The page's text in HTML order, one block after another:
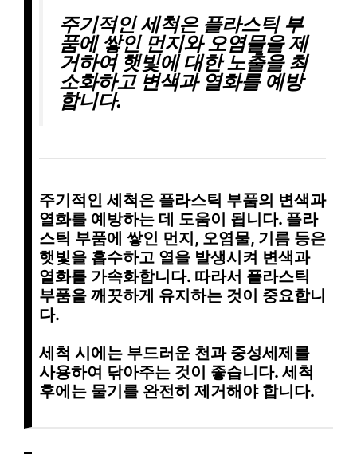
주기적인 세척은 플라스틱 부
품에 쌓인 먼지와 오염물을 제
거하여 햇빛에 대한 노출을 최
소화하고 변색과 열화를 예방
합니다.
주기적인 세척은 플라스틱 부품의 변색과
열화를 예방하는 데 도움이 됩니다. 플라
스틱 부품에 쌓인 먼지, 오염물, 기름 등은
햇빛을 흡수하고 열을 발생시켜 변색과
열화를 가속화합니다. 따라서 플라스틱
부품을 깨끗하게 유지하는 것이 중요합니
다.
세척 시에는 부드러운 천과 중성세제를
사용하여 닦아주는 것이 좋습니다. 세척
후에는 물기를 완전히 제거해야 합니다.